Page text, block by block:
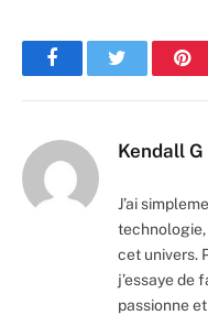
FacebookTwitter
Kendall G
J’ai
technologie,
cet univers.
j’essaye de
passionne